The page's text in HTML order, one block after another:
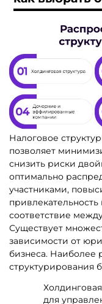
Налоговое
позволяет
снизить риски
оптимально
участниками,
соответствие
Существует
зависимости от
бизнеса. Наиболее
структурирования
для